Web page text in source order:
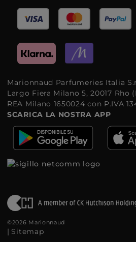
Marionnaud Parfumeries Italia
Largo Fiera Milano 5, 20017 Rho
REA Milano 1650024 con P.IVA
SCARICA LA NOSTRA APP
©2026 Marionnaud
| Sitemap